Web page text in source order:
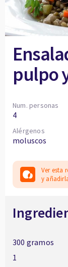
pulpo
Num. personas
4
Alérgenos
moluscos
Ver esta
y
300 gramos
1